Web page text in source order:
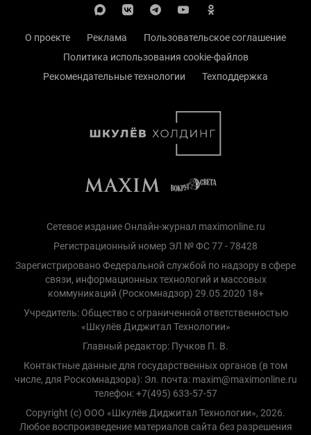
О проекте Реклама
Пользовательское соглашение
Политика использования cookie-файлов
Рекомендательные технологии
Техподдержка
Сетевое издание Онлайн-журнал maximonline.ru
Регистрационный номер ЭЛ № ФС 77 - 78428
Зарегистрировано Федеральной службой по надзору в сфере
связи, информационных технологий и массовых
коммуникаций (Роскомнадзор) 29.05.2020 18+
Учредитель: Общество с ограниченной ответственностью
«Шкулёв Диджитал Технологии»
Главный редактор: Пучков П. В.
Контактные данные для государственных органов (в том
числе, для Роскомнадзора): Эл. почта: maxim@maximonline.ru
телефон: +7(495) 633-57-57
Copyright (с) ООО «Шкулёв Диджитал Технологии», 2026.
Любое воспроизведение материалов сайта без разрешения